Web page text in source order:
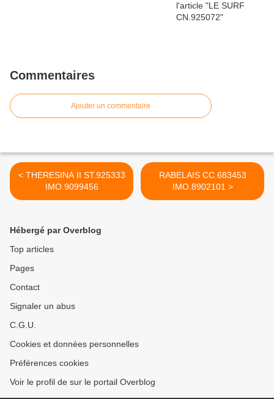
Commentaires
Ajouter un commentaire
< THERESINA II ST.925333
IMO.9099456
RABELAIS CC.683453
IMO.8902101 >
Hébergé par Overblog
Top articles
Pages
Contact
Signaler un abus
C.G.U.
Cookies et données personnelles
Préférences cookies
Voir le profil de sur le portail Overblog